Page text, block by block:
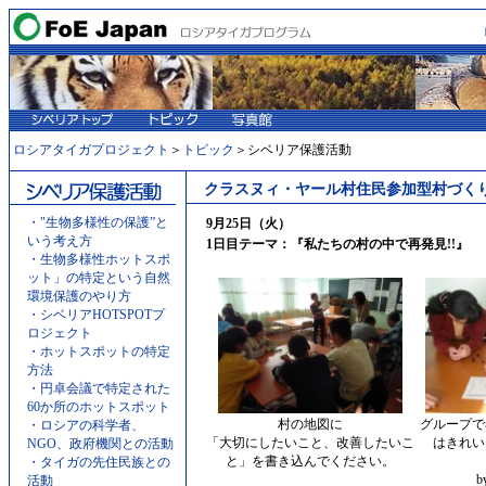
ロシアタイガプロジェクト ＞ トピック ＞シベリア保護活動
・ "生物多様性の保護”と
いう考え方
・ 生物多様性ホットスポ
ット」の特定という自然
環境保護のやり方
・ シベリアHOTSPOTプ
ロジェクト
・ ホットスポットの特定
方法
・ 円卓会議で特定された
60か所のホットスポット
・ ロシアの科学者、
NGO、政府機関との活動
・ タイガの先住民族との
活動
クラスヌィ・ヤール村住民参加型村づ
9月25日（火）
1日目テーマ：『私たちの村の中で再発見!!』
村の地図に
「大切にしたいこと、改善したいこ
と」を書き込んでください。
グループ
はきれ